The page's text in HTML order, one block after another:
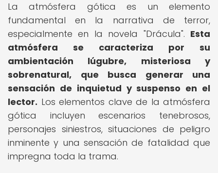
La atmósfera gótica es un elemento
fundamental en la narrativa de terror,
especialmente en la novela "Drácula". Esta
atmósfera se caracteriza por su
ambientación lúgubre, misteriosa y
sobrenatural, que busca generar una
sensación de inquietud y suspenso en el
lector. Los elementos clave de la atmósfera
gótica incluyen escenarios tenebrosos,
personajes siniestros, situaciones de peligro
inminente y una sensación de fatalidad que
impregna toda la trama.